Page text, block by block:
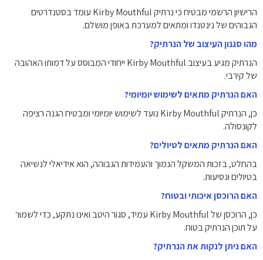
הרישיון הרשמי מבטיח כי נרתיק Kirby Mouthful עומד בסטנדרטים
הגבוהים של נינטנדו ומתאים למערכת באופן מושלם.
מהו סגנון העיצוב של הנרתיק?
הנרתיק מגיע בעיצוב Kirby Mouthful ייחודי המבוסס על דמותו האהובה
של קירבי.
האם הנרתיק מתאים לשימוש יומיומי?
כן, הנרתיק Kirby Mouthful נועד לשימוש יומיומי ומבטיח הגנה רציפה
לקונסולה.
האם הנרתיק מתאים לטיולים?
בהחלט, בזכות המשקל הנמוך והעמידות הגבוהה, הוא אידיאלי לנשיאה
בטיולים ונסיעות.
האם הרוכסן איכותי ובטוח?
כן, הרוכסן של Kirby Mouthful עמיד, סגור היטב ואינו נתקע, כדי לשמור
על תוכן הנרתיק בטוח.
האם ניתן לנקות את הנרתיק?